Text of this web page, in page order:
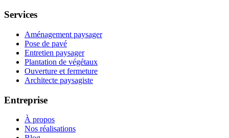
Services
Aménagement paysager
Pose de pavé
Entretien paysager
Plantation de végétaux
Ouverture et fermeture
Architecte paysagiste
Entreprise
À propos
Nos réalisations